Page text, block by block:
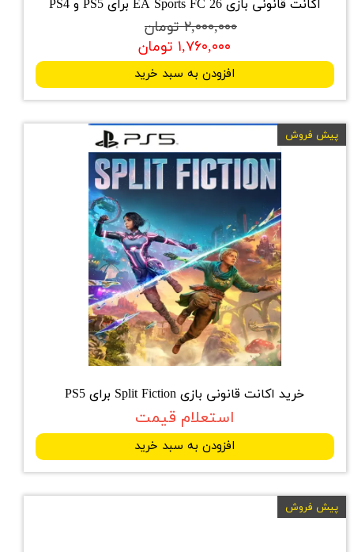
اکانت قانونی بازی EA Sports FC 26 برای PS5 و PS4
۲,۰۰۰,۰۰۰ تومان
۱,۷۶۰,۰۰۰ تومان
افزودن به سبد خرید
خرید اکانت قانونی بازی Split Fiction برای PS5
استعلام قیمت
افزودن به سبد خرید
پیش فروش
پیش فروش